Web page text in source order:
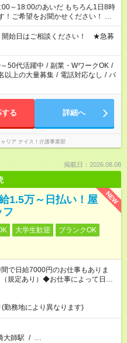
～18:00のあいだ もちろん1日8時
ご希望をお聞かせください！ ※
要です
開始日はご相談ください！ ★急募
50代活躍中 / 副業・WワークOK /
以上の大量募集 / 電話対応なし / パ
する 詳細へ
リア ナイス！介護事業部
掲載日：2026.08.08
NEW
1.5万～日払い！屋
フ
大学生歓迎
ブランクOK
で日給7000円のお仕事もありま
定あり）◆お仕事によって日給も
勤務地により異なります)
大師駅 / …